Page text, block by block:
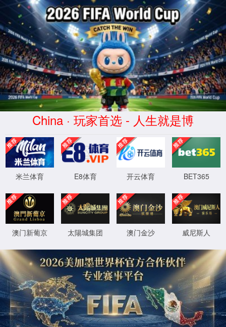
EN
CN
日本語
节能改造系统解决方案
智能水泵节能改造
应用永磁直驱高效水泵替换改造，搭配自适应变频系统，